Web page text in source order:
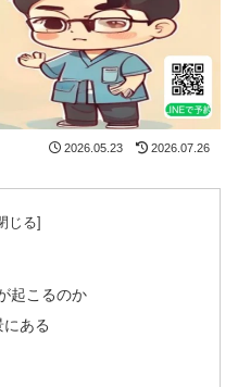
2026.05.23 2026.07.26
起こるのか
ある